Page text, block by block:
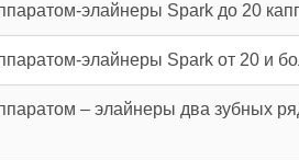
элайнеры Spark до 20
элайнеры Spark от 20 и
– элайнеры два зубных